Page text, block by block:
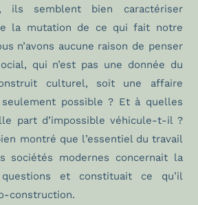
ils semblent bien caractériser
la mutation de ce qui fait notre
n’avons aucune raison de penser
qui n’est pas une donnée du
culturel, soit une affaire
possible ? Et à quelles
part d’impossible véhicule-t-il ?
montré que l’essentiel du travail
sociétés modernes concernait la
et constituait ce qu’il
construction.